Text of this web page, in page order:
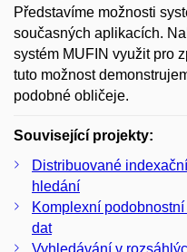
Představíme možnosti
současných aplikacích.
systém MUFIN využit pro
tuto možnost
podobné obličeje.
Související projekty:
Distribuované
hledání
Komplexní
dat
Vyhledávání v